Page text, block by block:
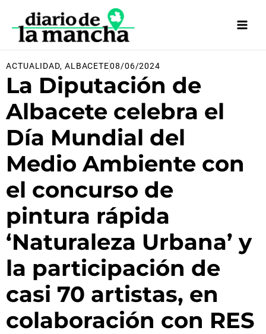
contenido
ACTUALIDAD, ALBACETE08/06/2024
La Diputación de
Albacete celebra el
Día Mundial del
Medio Ambiente con
el concurso de
pintura rápida
‘Naturaleza Urbana’ y
la participación de
casi 70 artistas, en
colaboración con RES